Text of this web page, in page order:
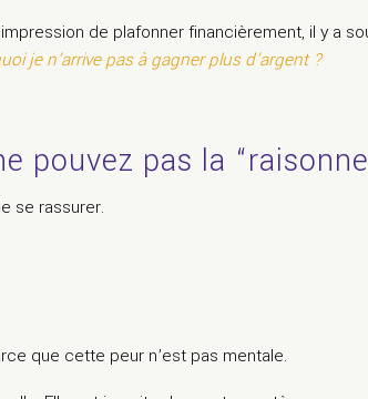
de plafonner financièrement, il y a
je n’arrive pas à gagner plus d’argent ?
pouvez pas la
se rassurer.
que cette peur n’est pas mentale.